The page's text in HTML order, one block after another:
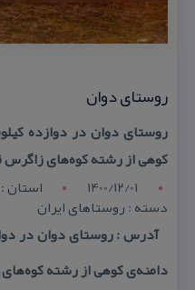
روستای دوان
روستای دوان در دوازده
كوهی از رشته كوه‌های زاگرس
1400/12/01
استان
دسته : روستاهای ایران
آدرس : روستای دوان در
دامنه‌ی كوهی از رشته